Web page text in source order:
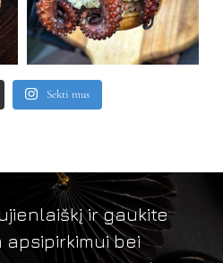
Sekti mus
ir gaukite
bei